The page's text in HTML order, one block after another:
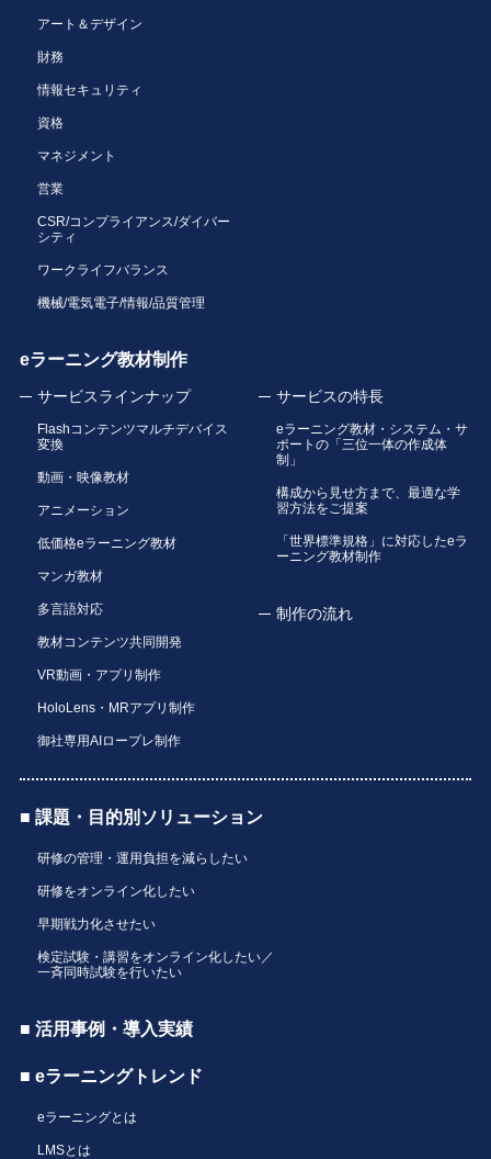
アート＆デザイン
財務
情報セキュリティ
資格
マネジメント
営業
CSR/コンプライアンス/ダイバー
シティ
ワークライフバランス
機械/電気電子/情報/品質管理
eラーニング教材制作
サービスラインナップ
Flashコンテンツマルチデバイス
変換
動画・映像教材
アニメーション
低価格eラーニング教材
マンガ教材
多言語対応
教材コンテンツ共同開発
VR動画・アプリ制作
HoloLens・MRアプリ制作
御社専用AIロープレ制作
サービスの特長
eラーニング教材・システム・サ
ポートの「三位一体の作成体
制」
構成から見せ方まで、最適な学
習方法をご提案
「世界標準規格」に対応したeラ
ーニング教材制作
制作の流れ
■ 課題・目的別ソリューション
研修の管理・運用負担を減らしたい
研修をオンライン化したい
早期戦力化させたい
検定試験・講習をオンライン化したい／
一斉同時試験を行いたい
■ 活用事例・導入実績
■ eラーニングトレンド
eラーニングとは
LMSとは